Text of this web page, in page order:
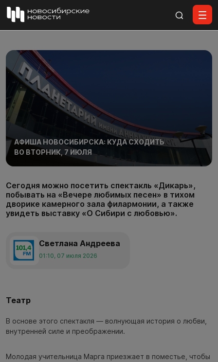
АФИША НОВОСИБИРСКА: КУДА СХОДИТЬ
ВО ВТОРНИК, 7 ИЮЛЯ
Сегодня можно посетить спектакль «Дикарь»,
побывать на «Вечере любимых песен» в тихом
дворике камерного зала филармонии, а также
увидеть выставку «О Сибири с любовью».
Светлана Андреева
01:10, 07 июля 2026
Театр
В основе этого спектакля — волнующая история о любви,
внутренней силе и преображении.
Молодая учительница Марга приезжает в поместье, чтобы